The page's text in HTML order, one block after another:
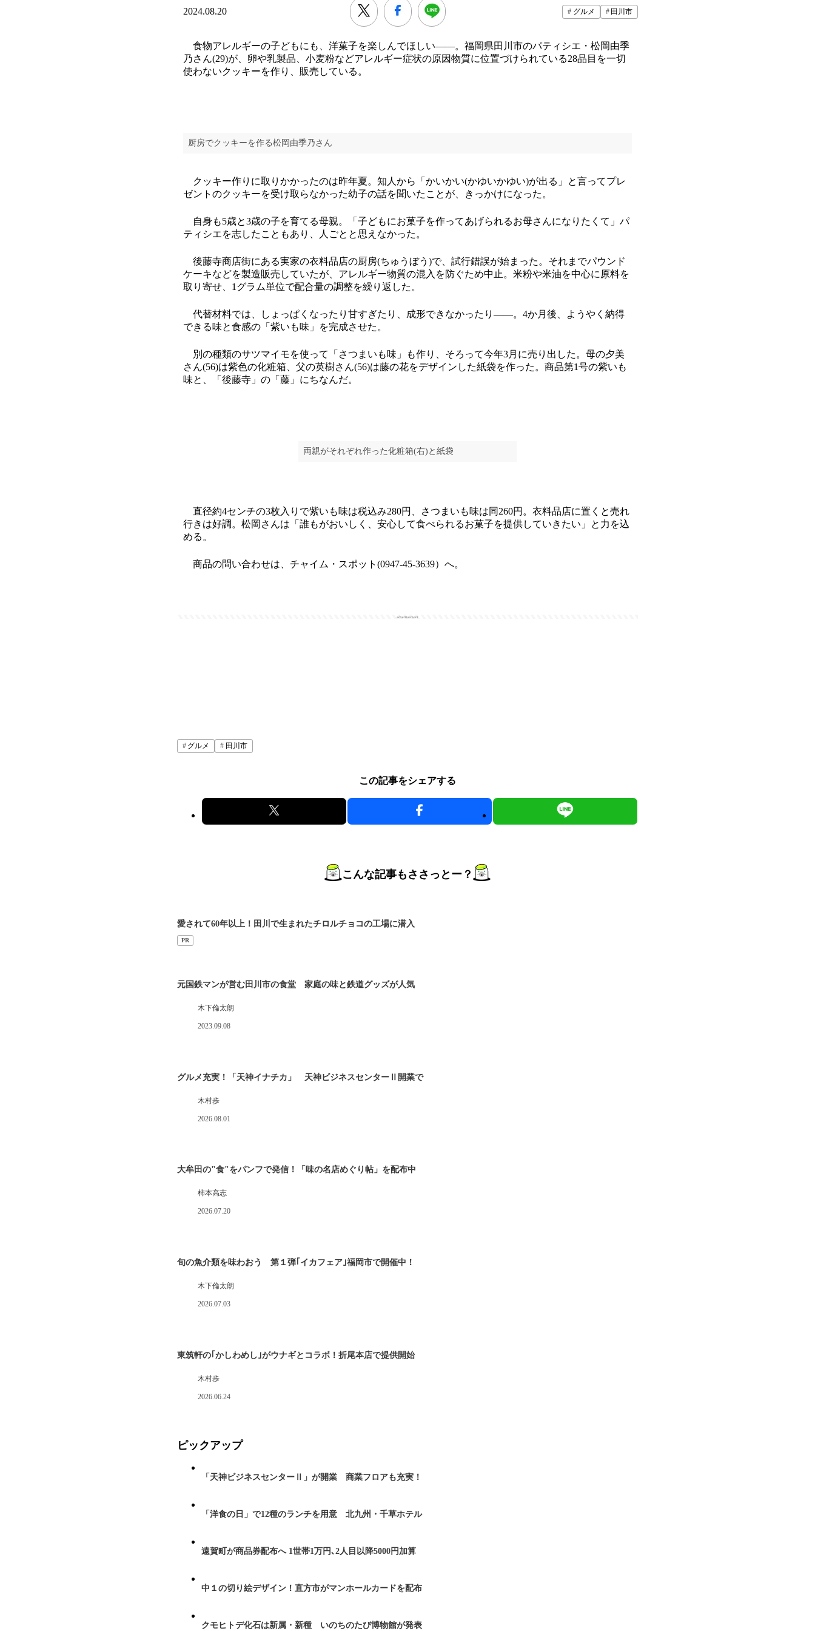
2024.08.20 グルメ 田川市
食物アレルギーの子どもにも、洋菓子を楽しんでほしい――。福岡県田川市のパティシエ・松岡由季
乃さん(29)が、卵や乳製品、小麦粉などアレルギー症状の原因物質に位置づけられている28品目を一切
使わないクッキーを作り、販売している。
厨房でクッキーを作る松岡由季乃さん
クッキー作りに取りかかったのは昨年夏。知人から「かいかい(かゆいかゆい)が出る」と言ってプレ
ゼントのクッキーを受け取らなかった幼子の話を聞いたことが、きっかけになった。
自身も5歳と3歳の子を育てる母親。「子どもにお菓子を作ってあげられるお母さんになりたくて」パ
ティシエを志したこともあり、人ごとと思えなかった。
後藤寺商店街にある実家の衣料品店の厨房(ちゅうぼう)で、試行錯誤が始まった。それまでパウンド
ケーキなどを製造販売していたが、アレルギー物質の混入を防ぐため中止。米粉や米油を中心に原料を
取り寄せ、1グラム単位で配合量の調整を繰り返した。
代替材料では、しょっぱくなったり甘すぎたり、成形できなかったり――。4か月後、ようやく納得
できる味と食感の「紫いも味」を完成させた。
別の種類のサツマイモを使って「さつまいも味」も作り、そろって今年3月に売り出した。母の夕美
さん(56)は紫色の化粧箱、父の英樹さん(56)は藤の花をデザインした紙袋を作った。商品第1号の紫いも
味と、「後藤寺」の「藤」にちなんだ。
両親がそれぞれ作った化粧箱(右)と紙袋
直径約4センチの3枚入りで紫いも味は税込み280円、さつまいも味は同260円。衣料品店に置くと売れ
行きは好調。松岡さんは「誰もがおいしく、安心して食べられるお菓子を提供していきたい」と力を込
める。
商品の問い合わせは、チャイム・スポット(0947-45-3639）へ。
advertisement
グルメ 田川市
この記事をシェアする
こんな記事もささっとー？
愛されて60年以上！田川で生まれたチロルチョコの工場に潜入
PR
元国鉄マンが営む田川市の食堂 家庭の味と鉄道グッズが人気
木下倫太朗
2023.09.08
グルメ充実！「天神イナチカ」 天神ビジネスセンターⅡ開業で
木村歩
2026.08.01
大牟田の"食"をパンフで発信！「味の名店めぐり帖」を配布中
柿本高志
2026.07.20
旬の魚介類を味わおう 第１弾｢イカフェア｣福岡市で開催中！
木下倫太朗
2026.07.03
東筑軒の｢かしわめし｣がウナギとコラボ！折尾本店で提供開始
木村歩
2026.06.24
ピックアップ
「天神ビジネスセンターⅡ」が開業 商業フロアも充実！
「洋食の日」で12種のランチを用意 北九州・千草ホテル
遠賀町が商品券配布へ 1世帯1万円､2人目以降5000円加算
中１の切り絵デザイン！直方市がマンホールカードを配布
クモヒトデ化石は新属・新種 いのちのたび博物館が発表